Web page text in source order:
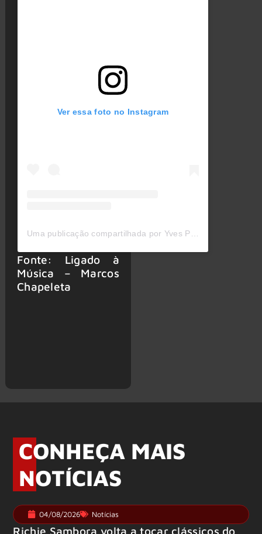
Ver essa foto no Instagram
Fonte: Ligado à
Música – Marcos
Chapeleta
CONHEÇA MAIS
NOTÍCIAS
04/08/2026 Notícias
Richie Sambora volta a tocar clássicos do